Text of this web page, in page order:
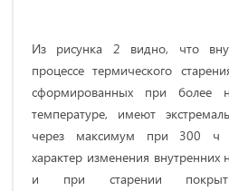
Из рисунка 2 видно, что
процессе термического
сформированных при более
температуре, имеют
через максимум при 300 ч
характер изменения
и при старении